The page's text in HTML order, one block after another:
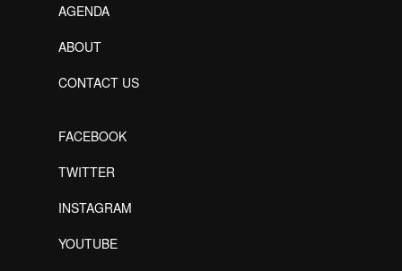
AGENDA
ABOUT
CONTACT US
FACEBOOK
TWITTER
INSTAGRAM
YOUTUBE